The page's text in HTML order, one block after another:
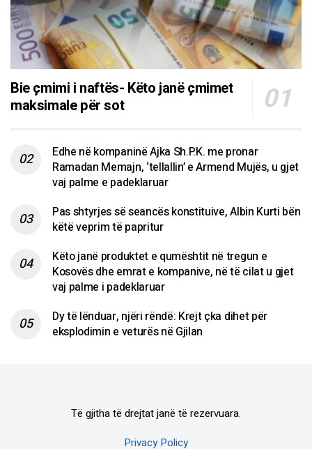
Bie çmimi i naftës- Këto janë çmimet
maksimale për sot
Edhe në kompaninë Ajka Sh.P.K. me pronar
Ramadan Memajn, ‘tellallin’ e Armend Mujës, u gjet
vaj palme e padeklaruar
Pas shtyrjes së seancës konstituive, Albin Kurti bën
këtë veprim të papritur
Këto janë produktet e qumështit në tregun e
Kosovës dhe emrat e kompanive, në të cilat u gjet
vaj palme i padeklaruar
Dy të lënduar, njëri rëndë: Krejt çka dihet për
eksplodimin e veturës në Gjilan
Të gjitha të drejtat janë të rezervuara.
Privacy Policy